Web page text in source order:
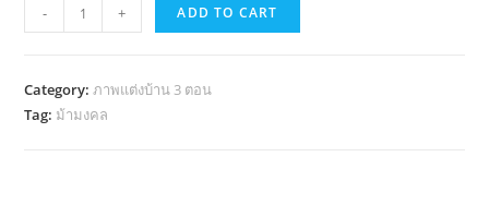
มงคล
ตอน
quantity
- + ADD TO CART
Category:ภาพแต่งบ้าน 3 ตอน
Tag: ม้ามงคล